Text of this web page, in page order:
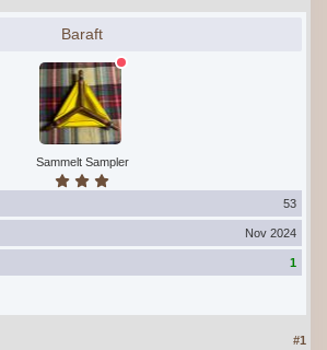
Baraft
Sammelt Sampler
53
Nov 2024
1
#1